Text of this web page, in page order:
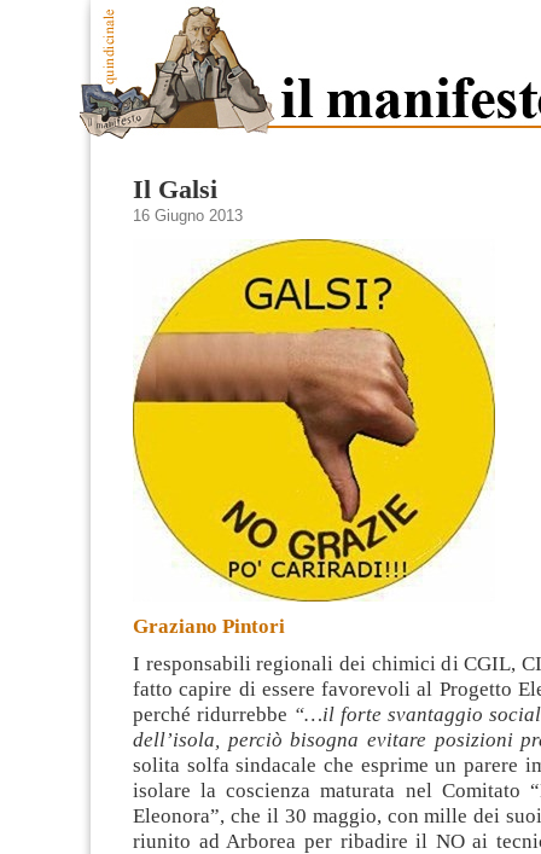
Il Galsi
16 Giugno 2013
Graziano Pintori
I responsabili regionali dei chimici di CGIL,
fatto capire di essere favorevoli al Progetto
perché ridurrebbe “…il forte svantaggio
dell’isola, perciò bisogna evitare posizioni
solita solfa sindacale che esprime un parere
isolare la coscienza maturata nel Comitato
Eleonora”, che il 30 maggio, con mille dei
riunito ad Arborea per ribadire il NO ai